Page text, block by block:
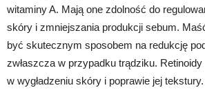
witaminy A. Mają one zdolność do
skóry i zmniejszania produkcji sebum.
być skutecznym sposobem na redukcję
zwłaszcza w przypadku trądziku.
w wygładzeniu skóry i poprawie jej tekstury.